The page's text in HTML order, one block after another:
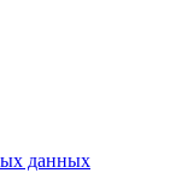
данных